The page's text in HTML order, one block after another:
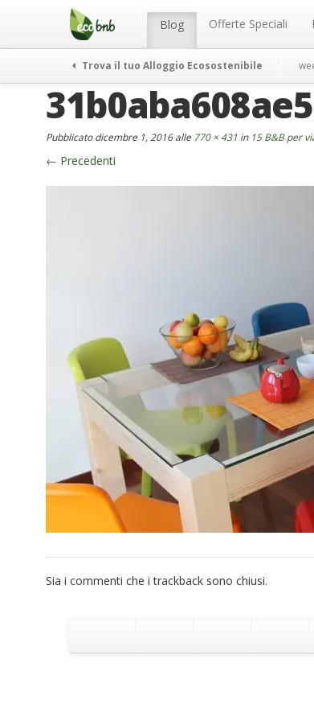
Menu Blog Offerte Speciali
Trova il tuo Alloggio Ecosostenibile
Pubblicatodicembre 1, 2016alle 770 × 431 in 15 B&B per
← Precedenti
Sia i commenti che i trackback sono chiusi.